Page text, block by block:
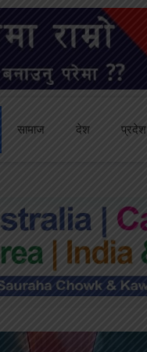
सामाज देश प्रदेश